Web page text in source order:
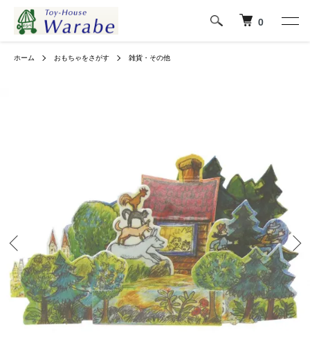
0
ホーム おもちゃをさがす 雑貨・その他